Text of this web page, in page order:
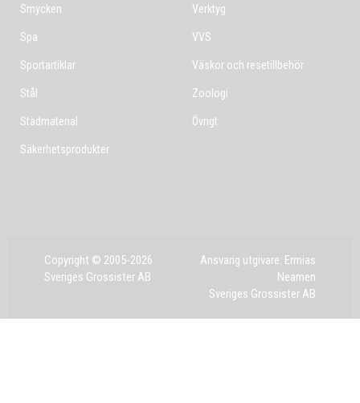
Smycken
Spa
Sportartiklar
Stål
Städmaterial
Säkerhetsprodukter
Verktyg
VVS
Väskor och resetillbehör
Zoologi
Övrigt
Copyright © 2005-2026
Sveriges Grossister AB
Ansvarig utgivare: Ermias
Neamen
Sveriges Grossister AB